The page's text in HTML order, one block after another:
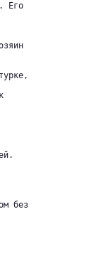
Его
без